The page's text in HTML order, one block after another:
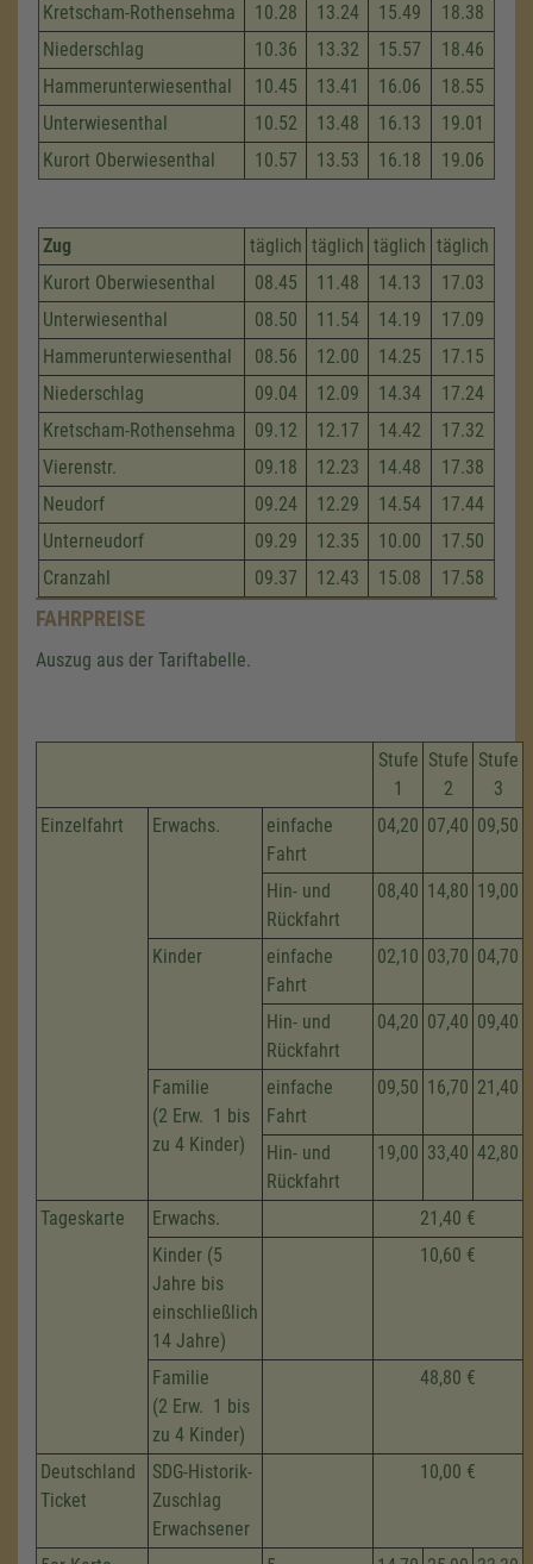
Kretscham-Rothensehma
10.28 13.24 15.49
18.38
Niederschlag
10.36 13.32 15.57
18.46
Hammerunterwiesenthal
10.45 13.41 16.06
18.55
Unterwiesenthal
10.52 13.48 16.13
19.01
Kurort Oberwiesenthal
10.57 13.53 16.18 19.06
Zug täglich täglich täglich täglich
Kurort Oberwiesenthal
08.45 11.48 14.13
17.03
Unterwiesenthal
08.50 11.54 14.19
17.09
Hammerunterwiesenthal
08.56 12.00 14.25
17.15
Niederschlag
09.04 12.09 14.34
17.24
Kretscham-Rothensehma
09.12 12.17 14.42
17.32
Vierenstr.
09.18 12.23 14.48
17.38
Neudorf
09.24 12.29 14.54
17.44
Unterneudorf
09.29 12.35 10.00
17.50
Cranzahl
09.37 12.43 15.08 17.58
FAHRPREISE
Auszug aus der Tariftabelle.
Stufe
1
Stufe
2
Stufe
3
Einzelfahrt
Erwachs.
einfache
Fahrt
04,20 07,40 09,50
Hin- und
Rückfahrt
08,40 14,80 19,00
Kinder
einfache
Fahrt
02,10 03,70 04,70
Hin- und
Rückfahrt
04,20 07,40 09,40
Familie
(2 Erw. 1 bis
zu 4 Kinder)
einfache
Fahrt
09,50 16,70 21,40
Hin- und
Rückfahrt
19,00 33,40 42,80
Tageskarte Erwachs.
21,40 €
Kinder (5
Jahre bis
einschließlich
14 Jahre)
10,60 €
Familie
(2 Erw. 1 bis
zu 4 Kinder)
48,80 €
Deutschland
Ticket
SDG-Historik-
Zuschlag
Erwachsener
10,00 €